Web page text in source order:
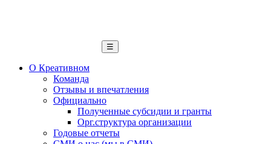
☰
О Креативном
Команда
Отзывы и впечатления
Официально
Полученные субсидии и гранты
Орг.структура организации
Годовые отчеты